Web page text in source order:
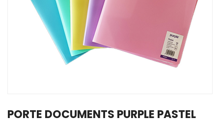
PORTE DOCUMENTS PURPLE PASTEL